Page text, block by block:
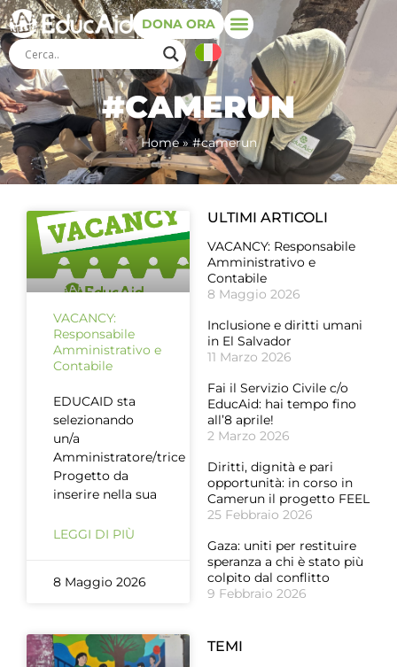
DONA ORA
#CAMERUN
Home»#camerun
VACANCY:
Responsabile
Amministrativo e
Contabile
EDUCAID sta
selezionando
un/a
Amministratore/trice
Progetto da
inserire nella sua
LEGGI DI PIÙ
8 Maggio 2026
ULTIMI ARTICOLI
VACANCY: Responsabile
Amministrativo e
Contabile
8 Maggio 2026
Inclusione e diritti umani
in El Salvador
11 Marzo 2026
Fai il Servizio Civile c/o
EducAid: hai tempo fino
all’8 aprile!
2 Marzo 2026
Diritti, dignità e pari
opportunità: in corso in
Camerun il progetto FEEL
25 Febbraio 2026
Gaza: uniti per restituire
speranza a chi è stato più
colpito dal conflitto
9 Febbraio 2026
TEMI